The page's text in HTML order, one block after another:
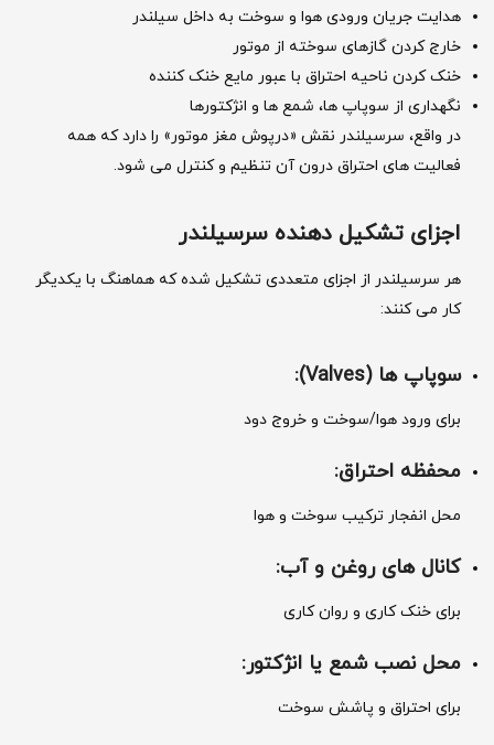
هدایت جریان ورودی هوا و سوخت به داخل سیلندر
خارج کردن گازهای سوخته از موتور
خنک کردن ناحیه احتراق با عبور مایع خنک ‌کننده
نگهداری از سوپاپ ‌ها، شمع ‌ها و انژکتورها
در واقع، سرسیلندر نقش «درپوش مغز موتور» را دارد که همه
فعالیت ‌های احتراق درون آن تنظیم و کنترل می ‌شود.
اجزای تشکیل ‌دهنده سرسیلندر
هر سرسیلندر از اجزای متعددی تشکیل شده که هماهنگ با یکدیگر
کار می ‌کنند:
سوپاپ ‌ها (Valves):
برای ورود هوا/سوخت و خروج دود
محفظه احتراق:
محل انفجار ترکیب سوخت و هوا
کانال‌ های روغن و آب:
برای خنک‌ کاری و روان‌ کاری
محل نصب شمع یا انژکتور:
برای احتراق و پاشش سوخت